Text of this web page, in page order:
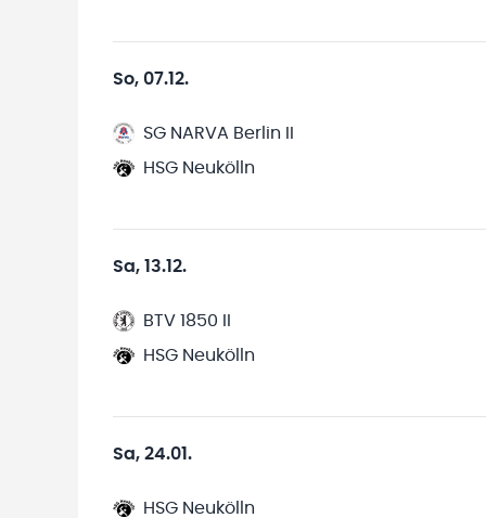
So, 07.12.
SG NARVA Berlin II
HSG Neukölln
Sa, 13.12.
BTV 1850 II
HSG Neukölln
Sa, 24.01.
HSG Neukölln